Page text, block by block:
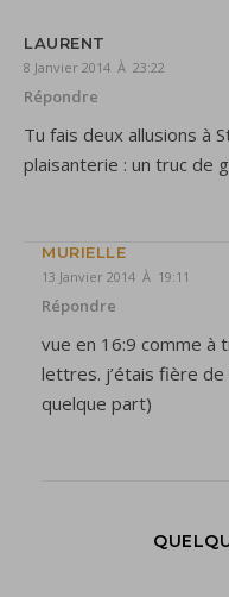
LAURENT
8 Janvier 2014 À 23:22
Répondre
Tu fais deux allusions à
plaisanterie : un truc de
MURIELLE
13 Janvier 2014 À 19:11
Répondre
vue en 16:9 comme à
lettres. j’étais fière de
quelque part)